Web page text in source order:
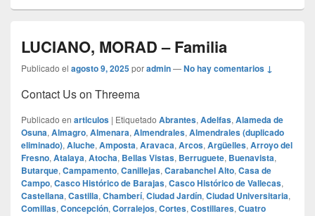
LUCIANO, MORAD – Familia
Publicado el agosto 9, 2025poradmin—No hay comentarios ↓
Contact Us on Threema
Publicado en articulos | Etiquetado Abrantes, Adelfas, Alameda de
Osuna, Almagro, Almenara, Almendrales, Almendrales (duplicado
eliminado), Aluche, Amposta, Aravaca, Arcos, Argüelles, Arroyo del
Fresno, Atalaya, Atocha, Bellas Vistas, Berruguete, Buenavista,
Butarque, Campamento, Canillejas, Carabanchel Alto, Casa de
Campo, Casco Histórico de Barajas, Casco Histórico de Vallecas,
Castellana, Castilla, Chamberí, Ciudad Jardín, Ciudad Universitaria,
Comillas, Concepción, Corralejos, Cortes, Costillares, Cuatro